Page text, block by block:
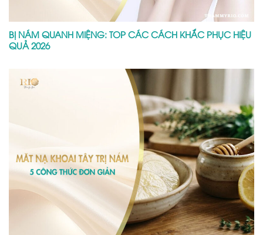
BỊ NÁM QUANH MIỆNG: TOP CÁC CÁCH KHẮC PHỤC HIỆU
QUẢ 2026